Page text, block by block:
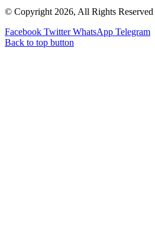
© Copyright 2026, All Rights Reserved
Facebook Twitter WhatsApp Telegram
Back to top button